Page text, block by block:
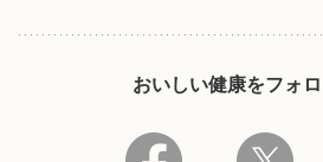
おいしい健康をフォ